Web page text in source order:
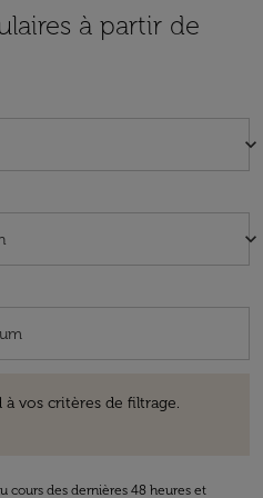
à partir de
keyboard_arrow_down
keyboard_arrow_down
vos critères de filtrage.
cours des dernières 48 heures et